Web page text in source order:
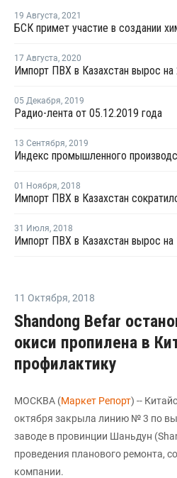
19 Августа, 2021
17 Августа, 2020
Импорт ПВХ в Казахстан вырос на
05 Декабря, 2019
Радио-лента от 05.12.2019 года
13 Сентября, 2019
01 Ноября, 2018
31 Июля, 2018
Импорт ПВХ в Казахстан вырос на
11 Октября, 2018
Shandong Befar
окиси пропилена в
профилактику
МОСКВА (Маркет Репорт) --
октября закрыла линию № 3 по
заводе в провинции Шаньдун
проведения планового ремонта,
компании.